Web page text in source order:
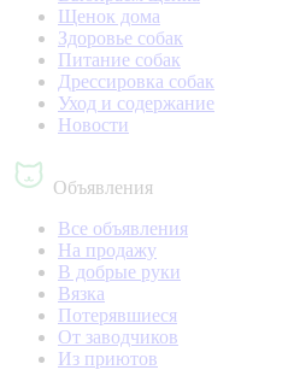
Щенок дома
Здоровье собак
Питание собак
Дрессировка собак
Уход и содержание
Новости
Объявления
Все объявления
На продажу
В добрые руки
Вязка
Потерявшиеся
От заводчиков
Из приютов